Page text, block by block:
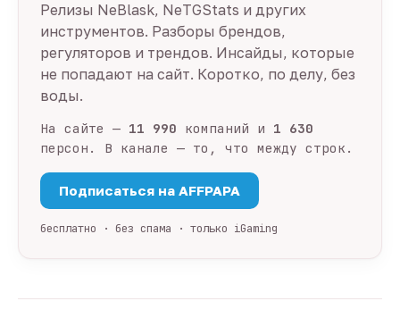
Релизы NeBlask, NeTGStats и других
инструментов. Разборы брендов,
регуляторов и трендов. Инсайды, которые
не попадают на сайт. Коротко, по делу, без
воды.
На сайте — 11 990 компаний и 1 630
персон. В канале — то, что между строк.
Подписаться на AFFPAPA
бесплатно · без спама · только iGaming